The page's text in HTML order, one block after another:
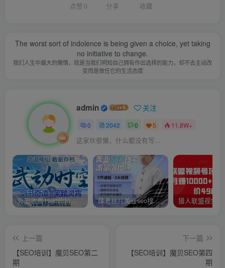
点赞 0 分享 收藏
The worst sort of indolence is being given a choice, yet taking
no initiative to change.
我们人生中最大的懒惰，就是当我们明知自己拥有作出选择的能力，却不去主动改
变而是放任它的生活态度
admin 关注
0 2042 0 5 11.8W+
这家伙很懒，什么都没有写...
外面收费1980的抖音武动时空直播项目，无需真人出镜，实时互动直播【软件+详细教程】 薛老丝儿美业seo搜索流量落地课，一周暴涨20w粉丝，全干货讲解
上一篇
【SEO培训】魔贝SEO第二
期
下一篇
【SEO培训】魔贝SEO第四
期